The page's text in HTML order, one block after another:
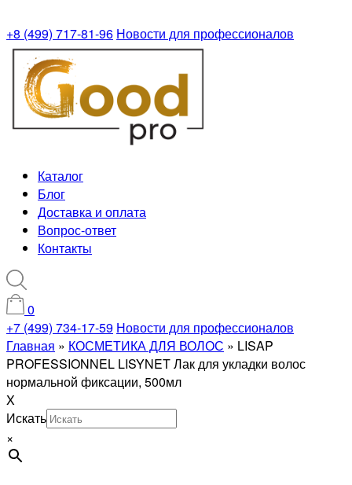
+8 (499) 717-81-96 Новости для профессионалов
Каталог
Блог
Доставка и оплата
Вопрос-ответ
Контакты
0
+7 (499) 734-17-59 Новости для профессионалов
Главная » КОСМЕТИКА ДЛЯ ВОЛОС » LISAP
PROFESSIONNEL LISYNET Лак для укладки волос
нормальной фиксации, 500мл
X
Искать
×